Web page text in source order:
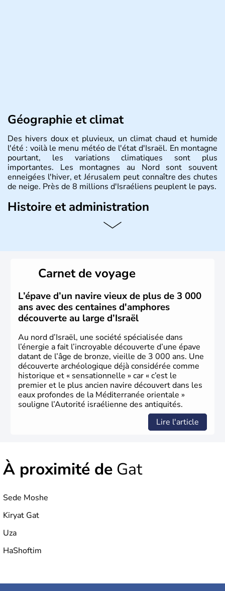
Géographie et climat
Des hivers doux et pluvieux, un climat chaud et humide
l'été : voilà le menu météo de l'état d'Israël. En montagne
pourtant, les variations climatiques sont plus
importantes. Les montagnes au Nord sont souvent
enneigées l'hiver, et Jérusalem peut connaître des chutes
de neige. Près de 8 millions d'Israéliens peuplent le pays.
Histoire et administration
L'Israël est un état de la partie est de la Méditerranée,
vrai essor économique dans le domaine des nouvelles
Carnet de voyage
L’épave d’un navire vieux de plus de 3 000
ans avec des centaines d'amphores
découverte au large d’Israël
Au nord d’Israël, une société spécialisée dans
l’énergie a fait l’incroyable découverte d’une épave
datant de l’âge de bronze, vieille de 3 000 ans. Une
découverte archéologique déjà considérée comme
historique et « sensationnelle » car « c’est le
premier et le plus ancien navire découvert dans les
eaux profondes de la Méditerranée orientale »
souligne l’Autorité israélienne des antiquités.
Lire l'article
À proximité de Gat
Sede Moshe
Kiryat Gat
Uza
HaShoftim